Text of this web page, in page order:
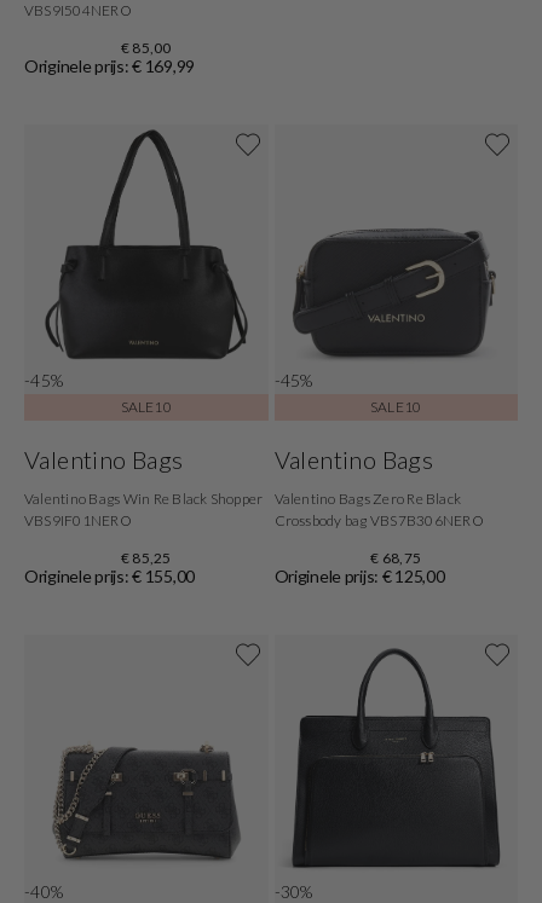
VBS9I504NERO
€ 85,00
Originele prijs: € 169,99
-45%
SALE10
Valentino Bags
Valentino Bags Win Re Black Shopper
VBS9IF01NERO
€ 85,25
Originele prijs: € 155,00
-45%
SALE10
Valentino Bags
Valentino Bags Zero Re Black
Crossbody bag VBS7B306NERO
€ 68,75
Originele prijs: € 125,00
-40% -30%